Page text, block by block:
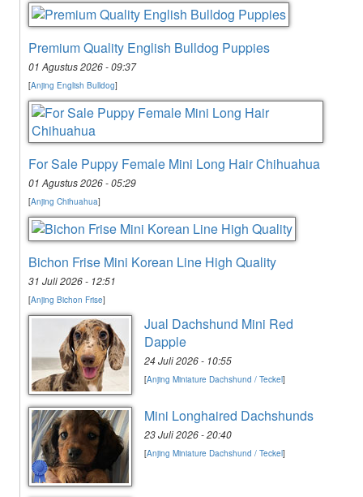
Premium Quality English Bulldog Puppies
01 Agustus 2026 - 09:37
[Anjing English Bulldog]
For Sale Puppy Female Mini Long Hair Chihuahua
01 Agustus 2026 - 05:29
[Anjing Chihuahua]
Bichon Frise Mini Korean Line High Quality
31 Juli 2026 - 12:51
[Anjing Bichon Frise]
Jual Dachshund Mini Red
Dapple
24 Juli 2026 - 10:55
[Anjing Miniature Dachshund / Teckel]
Mini Longhaired Dachshunds
23 Juli 2026 - 20:40
[Anjing Miniature Dachshund / Teckel]